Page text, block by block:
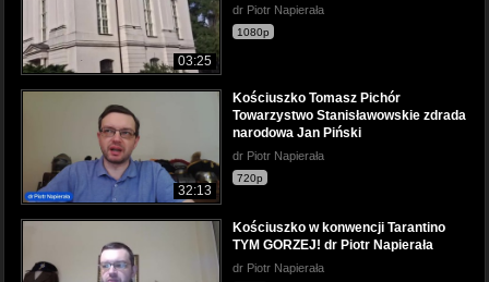
03:25
dr Piotr Napierała
1080p
32:13
Kościuszko Tomasz Pichór
Towarzystwo Stanisławowskie zdrada
narodowa Jan Piński
dr Piotr Napierała
720p
Kościuszko w konwencji Tarantino
TYM GORZEJ! dr Piotr Napierała
dr Piotr Napierała